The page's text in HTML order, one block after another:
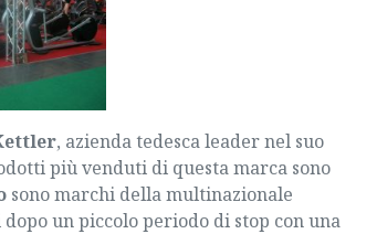
, azienda tedesca leader nel suo
più venduti di questa marca sono
sono marchi della multinazionale
un piccolo periodo di stop con una